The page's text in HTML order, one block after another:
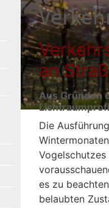
an
Aus Gründen
Die
es zu
belaubten